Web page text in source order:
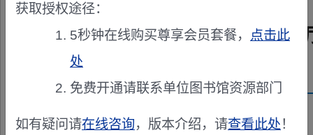
广西壮族自治区工业和信息
发布机构：
获取授权途径：
5秒钟在线购买尊享会员套餐， 点击此
处
免费开通请联系单位图书馆资源部门
如有疑问请在线咨询，版本介绍，请查看此处！